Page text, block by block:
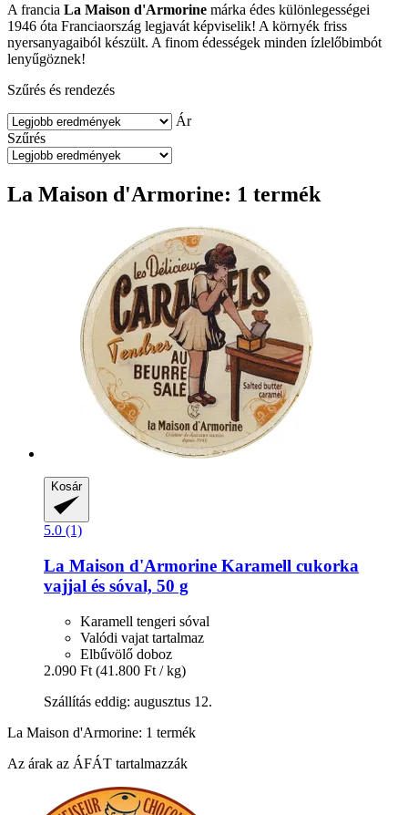
A francia La Maison d'Armorine márka édes különlegességei
1946 óta Franciaország legjavát képviselik! A környék friss
nyersanyagaiból készült. A finom édességek minden ízlelőbimbót
lenyűgöznek!
Szűrés és rendezés
Ár
Szűrés
La Maison d'Armorine: 1 termék
Kosár
5.0 (1)
La Maison d'Armorine Karamell cukorka
vajjal és sóval, 50 g
Karamell tengeri sóval
Valódi vajat tartalmaz
Elbűvölő doboz
2.090 Ft (41.800 Ft / kg)
Szállítás eddig: augusztus 12.
La Maison d'Armorine: 1 termék
Az árak az ÁFÁT tartalmazzák